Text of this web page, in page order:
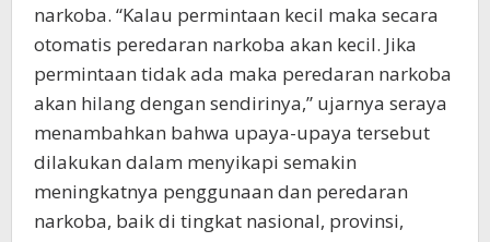
narkoba. “Kalau permintaan kecil maka secara
otomatis peredaran narkoba akan kecil. Jika
permintaan tidak ada maka peredaran narkoba
akan hilang dengan sendirinya,” ujarnya seraya
menambahkan bahwa upaya-upaya tersebut
dilakukan dalam menyikapi semakin
meningkatnya penggunaan dan peredaran
narkoba, baik di tingkat nasional, provinsi,